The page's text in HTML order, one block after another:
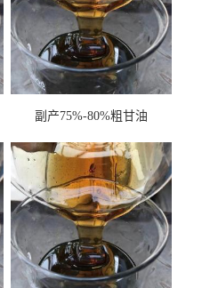
副产75%-80%粗甘油